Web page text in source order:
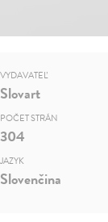
VYDAVATEĽ
Slovart
POČET STRÁN
304
JAZYK
Slovenčina